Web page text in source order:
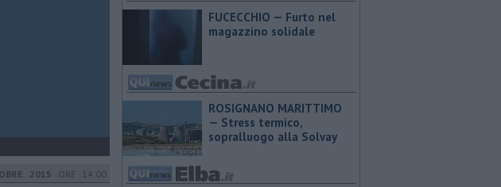
2015 ORE 14:00
FUCECCHIO — Furto nel
magazzino solidale
ROSIGNANO MARITTIMO
— Stress termico,
sopralluogo alla Solvay